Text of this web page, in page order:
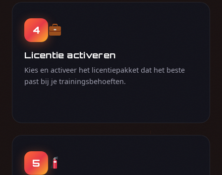
4
Licentie activeren
Kies en activeer het licentiepakket dat het beste
past bij je trainingsbehoeften.
5